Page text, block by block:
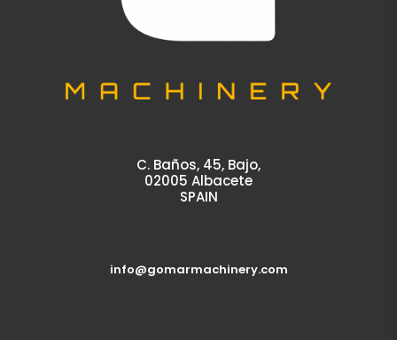
C. Baños, 45, Bajo,
02005 Albacete
SPAIN
info@gomarmachinery.com